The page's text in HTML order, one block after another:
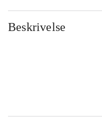
Beskrivelse